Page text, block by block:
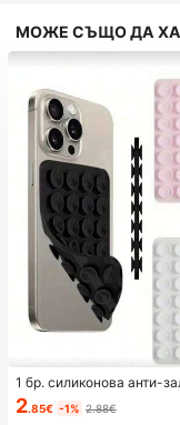
МОЖЕ СЪЩО ДА
1 бр. силиконова анти-
подложка за телефон, 28
конови вендузи
2.85€ -1% 2.88€